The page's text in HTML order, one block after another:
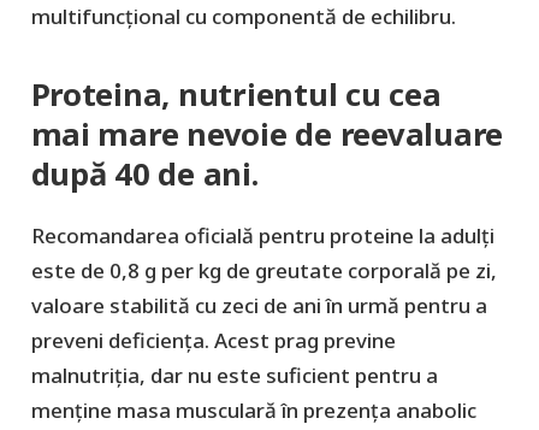
multifuncțional cu componentă de echilibru.
Proteina, nutrientul cu cea
mai mare nevoie de reevaluare
după 40 de ani.
Recomandarea oficială pentru proteine la adulți
este de 0,8 g per kg de greutate corporală pe zi,
valoare stabilită cu zeci de ani în urmă pentru a
preveni deficiența. Acest prag previne
malnutriția, dar nu este suficient pentru a
menține masa musculară în prezența anabolic